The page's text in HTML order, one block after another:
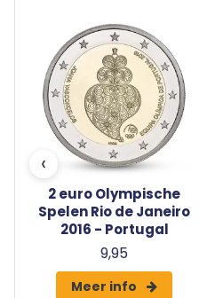
‹
2 euro Olympische
Spelen Rio de Janeiro
2016 - Portugal
9,95
Meer info